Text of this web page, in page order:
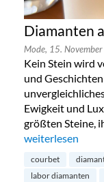
Diamanten
Mode, 15.
Kein Stein wird
und
Ewigkeit und
größten Steine,
„Diamanten aus
weiterlesen
courbet
labor diamanten